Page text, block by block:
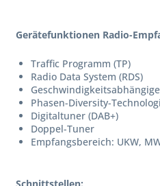
Gerätefunktionen Radio-
Traffic Programm (TP)
Radio Data System (RDS)
Phasen-Diversity-
Digitaltuner (DAB+)
Doppel-Tuner
Empfangsbereich: UKW,